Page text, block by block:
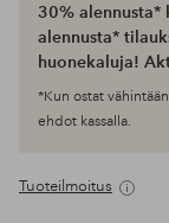
30% alennusta*
alennusta*
huonekaluja!
*Kun ostat
ehdot kassalla.
Tuoteilmoitus